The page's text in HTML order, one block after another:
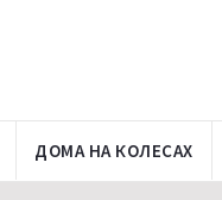
ДОМА НА КОЛЕСАХ